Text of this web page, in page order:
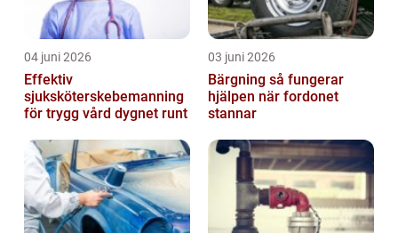
04 juni 2026
Effektiv
sjuksköterskebemanning
för trygg vård dygnet runt
03 juni 2026
Bärgning så fungerar
hjälpen när fordonet
stannar